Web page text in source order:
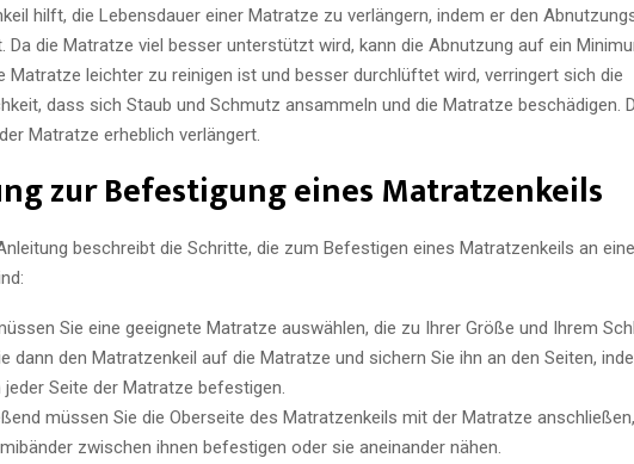
hilft, die Lebensdauer einer Matratze zu verlängern, indem er den
Da die Matratze viel besser unterstützt wird, kann die Abnutzung auf ein
Matratze leichter zu reinigen ist und besser durchlüftet wird, verringert sich die
dass sich Staub und Schmutz ansammeln und die Matratze beschädigen.
Matratze erheblich verlängert.
zur Befestigung eines Matratzenkeils
beschreibt die Schritte, die zum Befestigen eines Matratzenkeils an
Sie eine geeignete Matratze auswählen, die zu Ihrer Größe und Ihrem
dann den Matratzenkeil auf die Matratze und sichern Sie ihn an den Seiten,
jeder Seite der Matratze befestigen.
müssen Sie die Oberseite des Matratzenkeils mit der Matratze
zwischen ihnen befestigen oder sie aneinander nähen.